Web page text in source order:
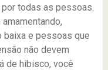
todas as pessoas.
e pessoas que
não devem
de hibisco, você